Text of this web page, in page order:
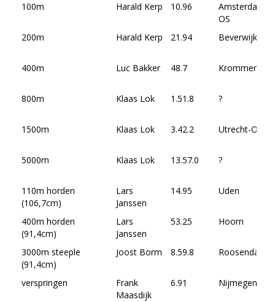
100m
Harald Kerp 10.96
Amsterdam-
OS
200m
Harald Kerp 21.94 Beverwijk
400m
Luc Bakker 48.7 Krommenie
800m
Klaas Lok 1.51.8 ?
1500m
Klaas Lok 3.42.2 Utrecht-O.
5000m
Klaas Lok 13.57.0 ?
110m horden
(106,7cm)
Lars
Janssen
14.95 Uden
400m horden
(91,4cm)
Lars
Janssen
53.25 Hoorn
3000m steeple
(91,4cm)
Joost Borm 8.59.8 Roosendaal
verspringen
Frank
Maasdijk
6.91 Nijmegen